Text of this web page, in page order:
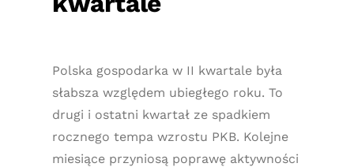
Polska gospodarka w II kwartale była
słabsza względem ubiegłego roku. To
drugi i ostatni kwartał ze spadkiem
rocznego tempa wzrostu PKB. Kolejne
miesiące przyniosą poprawę aktywności